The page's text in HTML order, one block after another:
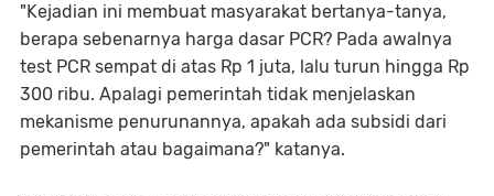
"Kejadian ini membuat masyarakat bertanya-tanya,
berapa sebenarnya harga dasar PCR? Pada awalnya
test PCR sempat di atas Rp 1 juta, lalu turun hingga Rp
300 ribu. Apalagi pemerintah tidak menjelaskan
mekanisme penurunannya, apakah ada subsidi dari
pemerintah atau bagaimana?" katanya.